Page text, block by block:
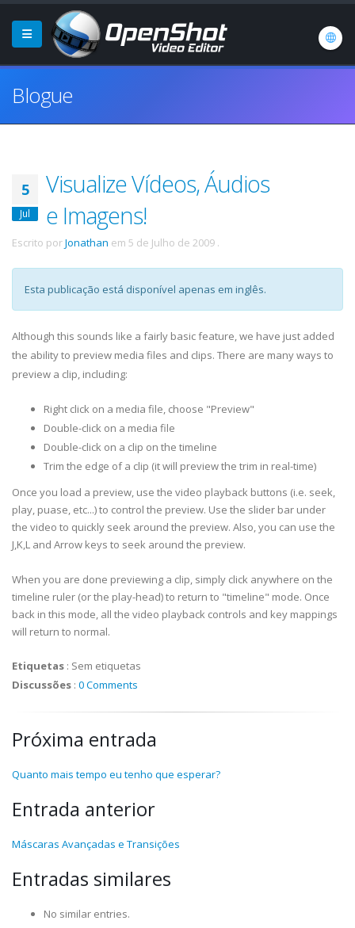
Blogue
5
Jul
Visualize Vídeos, Áudios
e Imagens!
Escrito porJonathan em 5 de Julho de 2009 .
Esta publicação está disponível apenas em inglês.
Although this sounds like a fairly basic feature, we have just added
the ability to preview media files and clips. There are many ways to
preview a clip, including:
Right click on a media file, choose "Preview"
Double-click on a media file
Double-click on a clip on the timeline
Trim the edge of a clip (it will preview the trim in real-time)
Once you load a preview, use the video playback buttons (i.e. seek,
play, puase, etc...) to control the preview. Use the slider bar under
the video to quickly seek around the preview. Also, you can use the
J,K,L and Arrow keys to seek around the preview.
When you are done previewing a clip, simply click anywhere on the
timeline ruler (or the play-head) to return to "timeline" mode. Once
back in this mode, all the video playback controls and key mappings
will return to normal.
Etiquetas : Sem etiquetas
Discussões : 0 Comments
Próxima entrada
Quanto mais tempo eu tenho que esperar?
Entrada anterior
Máscaras Avançadas e Transições
Entradas similares
No similar entries.